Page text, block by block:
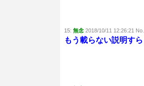
15: 無念 2018/10/11 12:26:21
もう載らない説明す